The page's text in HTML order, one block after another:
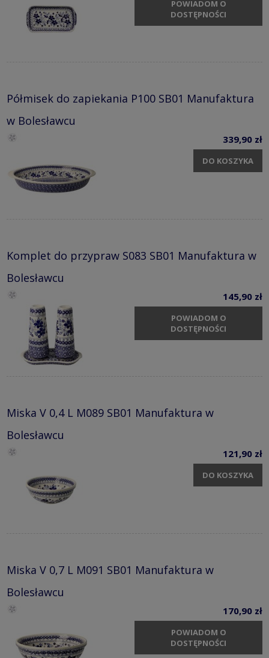
POWIADOM O
DOSTĘPNOŚCI
Półmisek do zapiekania P100 SB01 Manufaktura
w Bolesławcu
339,90 zł
DO KOSZYKA
Komplet do przypraw S083 SB01 Manufaktura w
Bolesławcu
145,90 zł
POWIADOM O
DOSTĘPNOŚCI
Miska V 0,4 L M089 SB01 Manufaktura w
Bolesławcu
121,90 zł
DO KOSZYKA
Miska V 0,7 L M091 SB01 Manufaktura w
Bolesławcu
170,90 zł
POWIADOM O
DOSTĘPNOŚCI